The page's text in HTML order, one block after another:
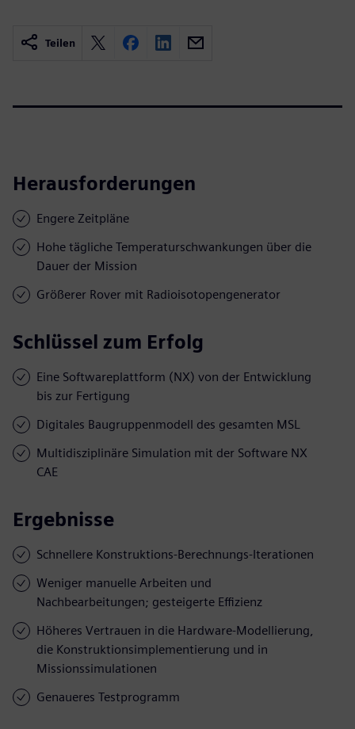
Teilen
Herausforderungen
Engere Zeitpläne
Hohe tägliche Temperaturschwankungen über die
Dauer der Mission
Größerer Rover mit Radioisotopengenerator
Schlüssel zum Erfolg
Eine Softwareplattform (NX) von der Entwicklung
bis zur Fertigung
Digitales Baugruppenmodell des gesamten MSL
Multidisziplinäre Simulation mit der Software NX
CAE
Ergebnisse
Schnellere Konstruktions-Berechnungs-Iterationen
Weniger manuelle Arbeiten und
Nachbearbeitungen; gesteigerte Effizienz
Höheres Vertrauen in die Hardware-Modellierung,
die Konstruktionsimplementierung und in
Missionssimulationen
Genaueres Testprogramm